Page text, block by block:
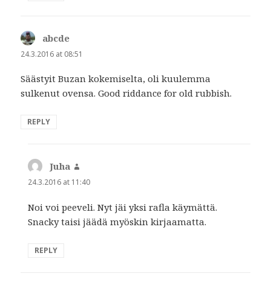
abcde
24.3.2016 at 08:51
Säästyit Buzan kokemiselta, oli kuulemma
sulkenut ovensa. Good riddance for old rubbish.
REPLY
Juha
24.3.2016 at 11:40
Noi voi peeveli. Nyt jäi yksi rafla käymättä.
Snacky taisi jäädä myöskin kirjaamatta.
REPLY